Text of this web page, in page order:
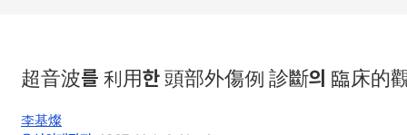
超音波를 利用한 頭部外傷例 診斷의 臨床的
李基燦